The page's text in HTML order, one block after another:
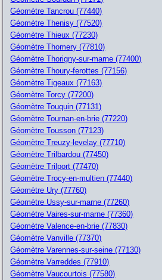
Géomètre Tancrou (77440)
Géomètre Thenisy (77520)
Géomètre Thieux (77230)
Géomètre Thomery (77810)
Géomètre Thorigny-sur-marne (77400)
Géomètre Thoury-ferottes (77156)
Géomètre Tigeaux (77163)
Géomètre Torcy (77200)
Géomètre Touquin (77131)
Géomètre Tournan-en-brie (77220)
Géomètre Tousson (77123)
Géomètre Treuzy-levelay (77710)
Géomètre Trilbardou (77450)
Géomètre Trilport (77470)
Géomètre Trocy-en-multien (77440)
Géomètre Ury (77760)
Géomètre Ussy-sur-marne (77260)
Géomètre Vaires-sur-marne (77360)
Géomètre Valence-en-brie (77830)
Géomètre Vanville (77370)
Géomètre Varennes-sur-seine (77130)
Géomètre Varreddes (77910)
Géomètre Vaucourtois (77580)